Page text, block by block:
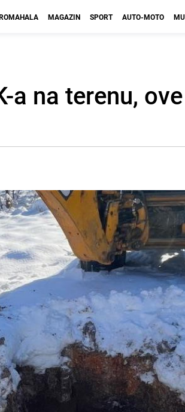
MAGAZIN SPORT AUTO-MOTO
a na terenu,